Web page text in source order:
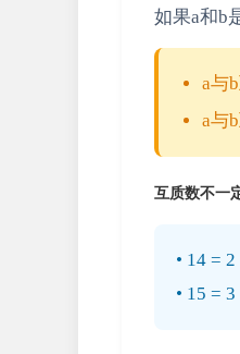
如果a和b
a与
a与
互质数不一
• 14 =
• 15 =